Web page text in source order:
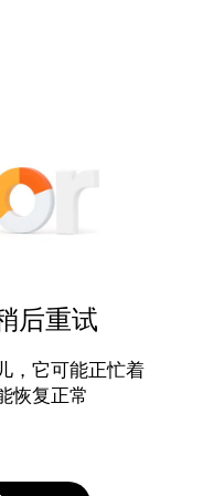
后重试
，它可能正忙着
恢复正常